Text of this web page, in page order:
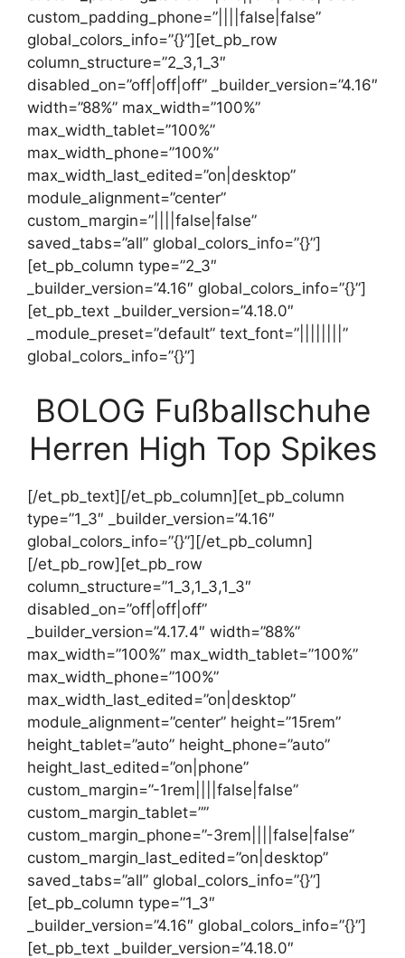
custom_padding_phone=”||||false|false”
global_colors_info=”{}”][et_pb_row
column_structure=”2_3,1_3″
disabled_on=”off|off|off” _builder_version=”4.16″
width=”88%” max_width=”100%”
max_width_tablet=”100%”
max_width_phone=”100%”
max_width_last_edited=”on|desktop”
module_alignment=”center”
custom_margin=”||||false|false”
saved_tabs=”all” global_colors_info=”{}”]
[et_pb_column type=”2_3″
_builder_version=”4.16″ global_colors_info=”{}”]
[et_pb_text _builder_version=”4.18.0″
_module_preset=”default” text_font=”||||||||”
global_colors_info=”{}”]
BOLOG Fußballschuhe
Herren High Top Spikes
[/et_pb_text][/et_pb_column][et_pb_column
type=”1_3″ _builder_version=”4.16″
global_colors_info=”{}”][/et_pb_column]
[/et_pb_row][et_pb_row
column_structure=”1_3,1_3,1_3″
disabled_on=”off|off|off”
_builder_version=”4.17.4″ width=”88%”
max_width=”100%” max_width_tablet=”100%”
max_width_phone=”100%”
max_width_last_edited=”on|desktop”
module_alignment=”center” height=”15rem”
height_tablet=”auto” height_phone=”auto”
height_last_edited=”on|phone”
custom_margin=”-1rem||||false|false”
custom_margin_tablet=””
custom_margin_phone=”-3rem||||false|false”
custom_margin_last_edited=”on|desktop”
saved_tabs=”all” global_colors_info=”{}”]
[et_pb_column type=”1_3″
_builder_version=”4.16″ global_colors_info=”{}”]
[et_pb_text _builder_version=”4.18.0″